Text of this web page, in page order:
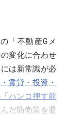
「不動産Gメ
変化に合わせ
は新常識が必
賃貸・投資・
ハンコ押す前
だ防衛策を凝